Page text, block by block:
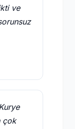
ve
çok